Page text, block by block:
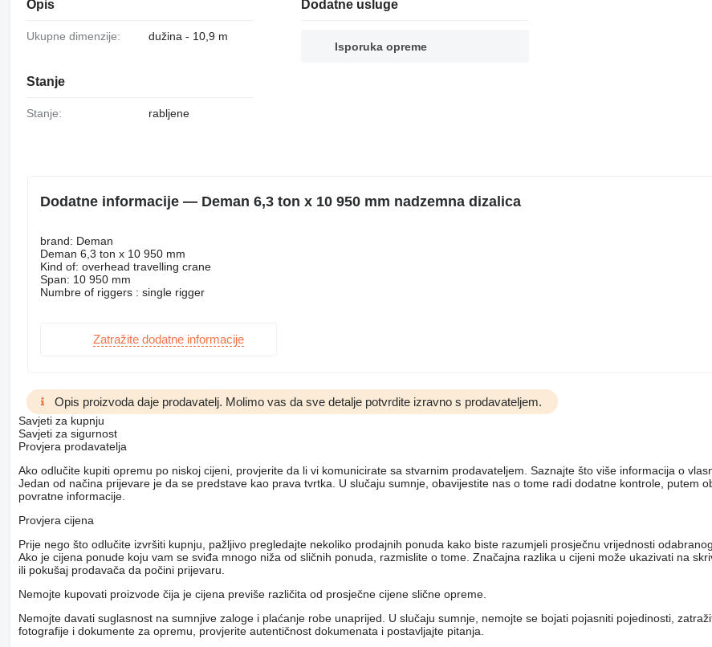
Opis
Ukupne dimenzije: dužina - 10,9 m
Stanje
Stanje: rabljene
Dodatne usluge
Isporuka opreme
Dodatne informacije — Deman 6,3 ton x 10 950 mm nadzemna dizalica
brand: Deman
Deman 6,3 ton x 10 950 mm
Kind of: overhead travelling crane
Span: 10 950 mm
Numbre of riggers : single rigger
Zatražite dodatne informacije
Opis proizvoda daje prodavatelj. Molimo vas da sve detalje potvrdite izravno s prodavateljem.
Savjeti za kupnju
Savjeti za sigurnost
Provjera prodavatelja
Ako odlučite kupiti opremu po niskoj cijeni, provjerite da li vi komunicirate sa stvarnim prodavateljem. Saznajte što više informacija o
Jedan od načina prijevare je da se predstave kao prava tvrtka. U slučaju sumnje, obavijestite nas o tome radi dodatne kontrole, putem
povratne informacije.
Provjera cijena
Prije nego što odlučite izvršiti kupnju, pažljivo pregledajte nekoliko prodajnih ponuda kako biste razumjeli prosječnu vrijednosti
Ako je cijena ponude koju vam se sviđa mnogo niža od sličnih ponuda, razmislite o tome. Značajna razlika u cijeni može ukazivati ​​na
ili pokušaj prodavača da počini prijevaru.
Nemojte kupovati proizvode čija je cijena previše različita od prosječne cijene slične opreme.
Nemojte davati suglasnost na sumnjive zaloge i plaćanje robe unaprijed. U slučaju sumnje, nemojte se bojati pojasniti pojedinosti,
fotografije i dokumente za opremu, provjerite autentičnost dokumenata i postavljajte pitanja.